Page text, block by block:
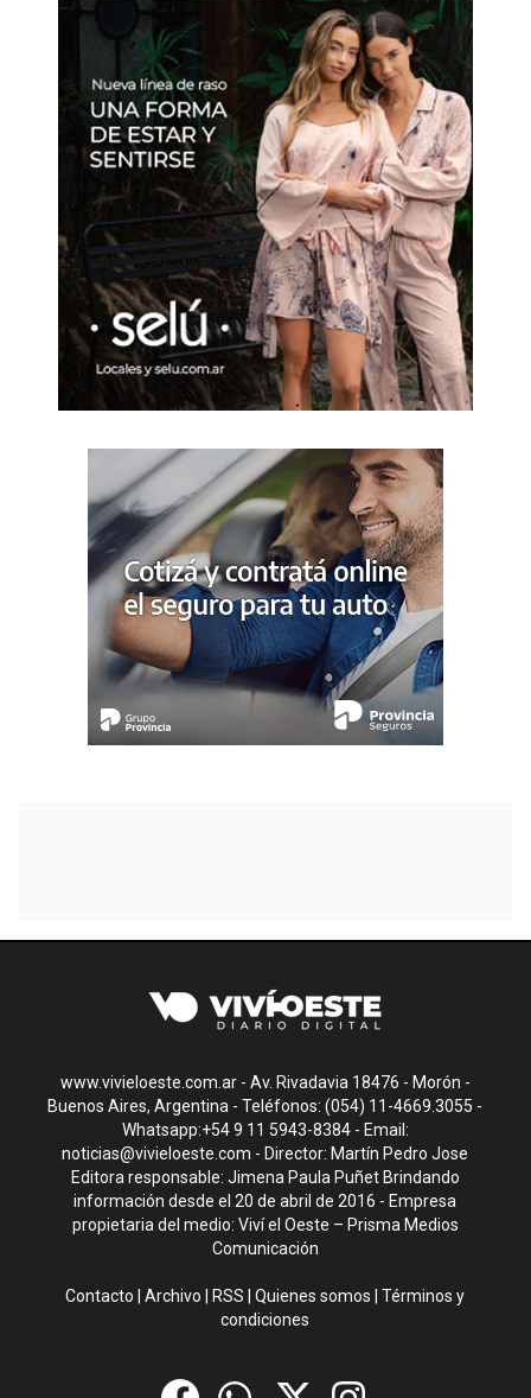
www.vivieloeste.com.ar - Av. Rivadavia 18476 - Morón -
Buenos Aires, Argentina - Teléfonos: (054) 11-4669.3055 -
Whatsapp:+54 9 11 5943-8384 - Email:
noticias@vivieloeste.com - Director: Martín Pedro Jose
Editora responsable: Jimena Paula Puñet Brindando
información desde el 20 de abril de 2016 - Empresa
propietaria del medio: Viví el Oeste – Prisma Medios
Comunicación
Contacto |Archivo RSS |Quienes somos |Términos y
condiciones